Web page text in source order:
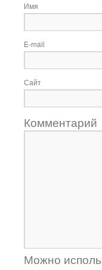
Имя
E-mail
Сайт
Комментарий
Можно